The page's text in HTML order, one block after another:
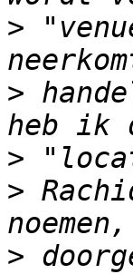
>
>
>
>
>